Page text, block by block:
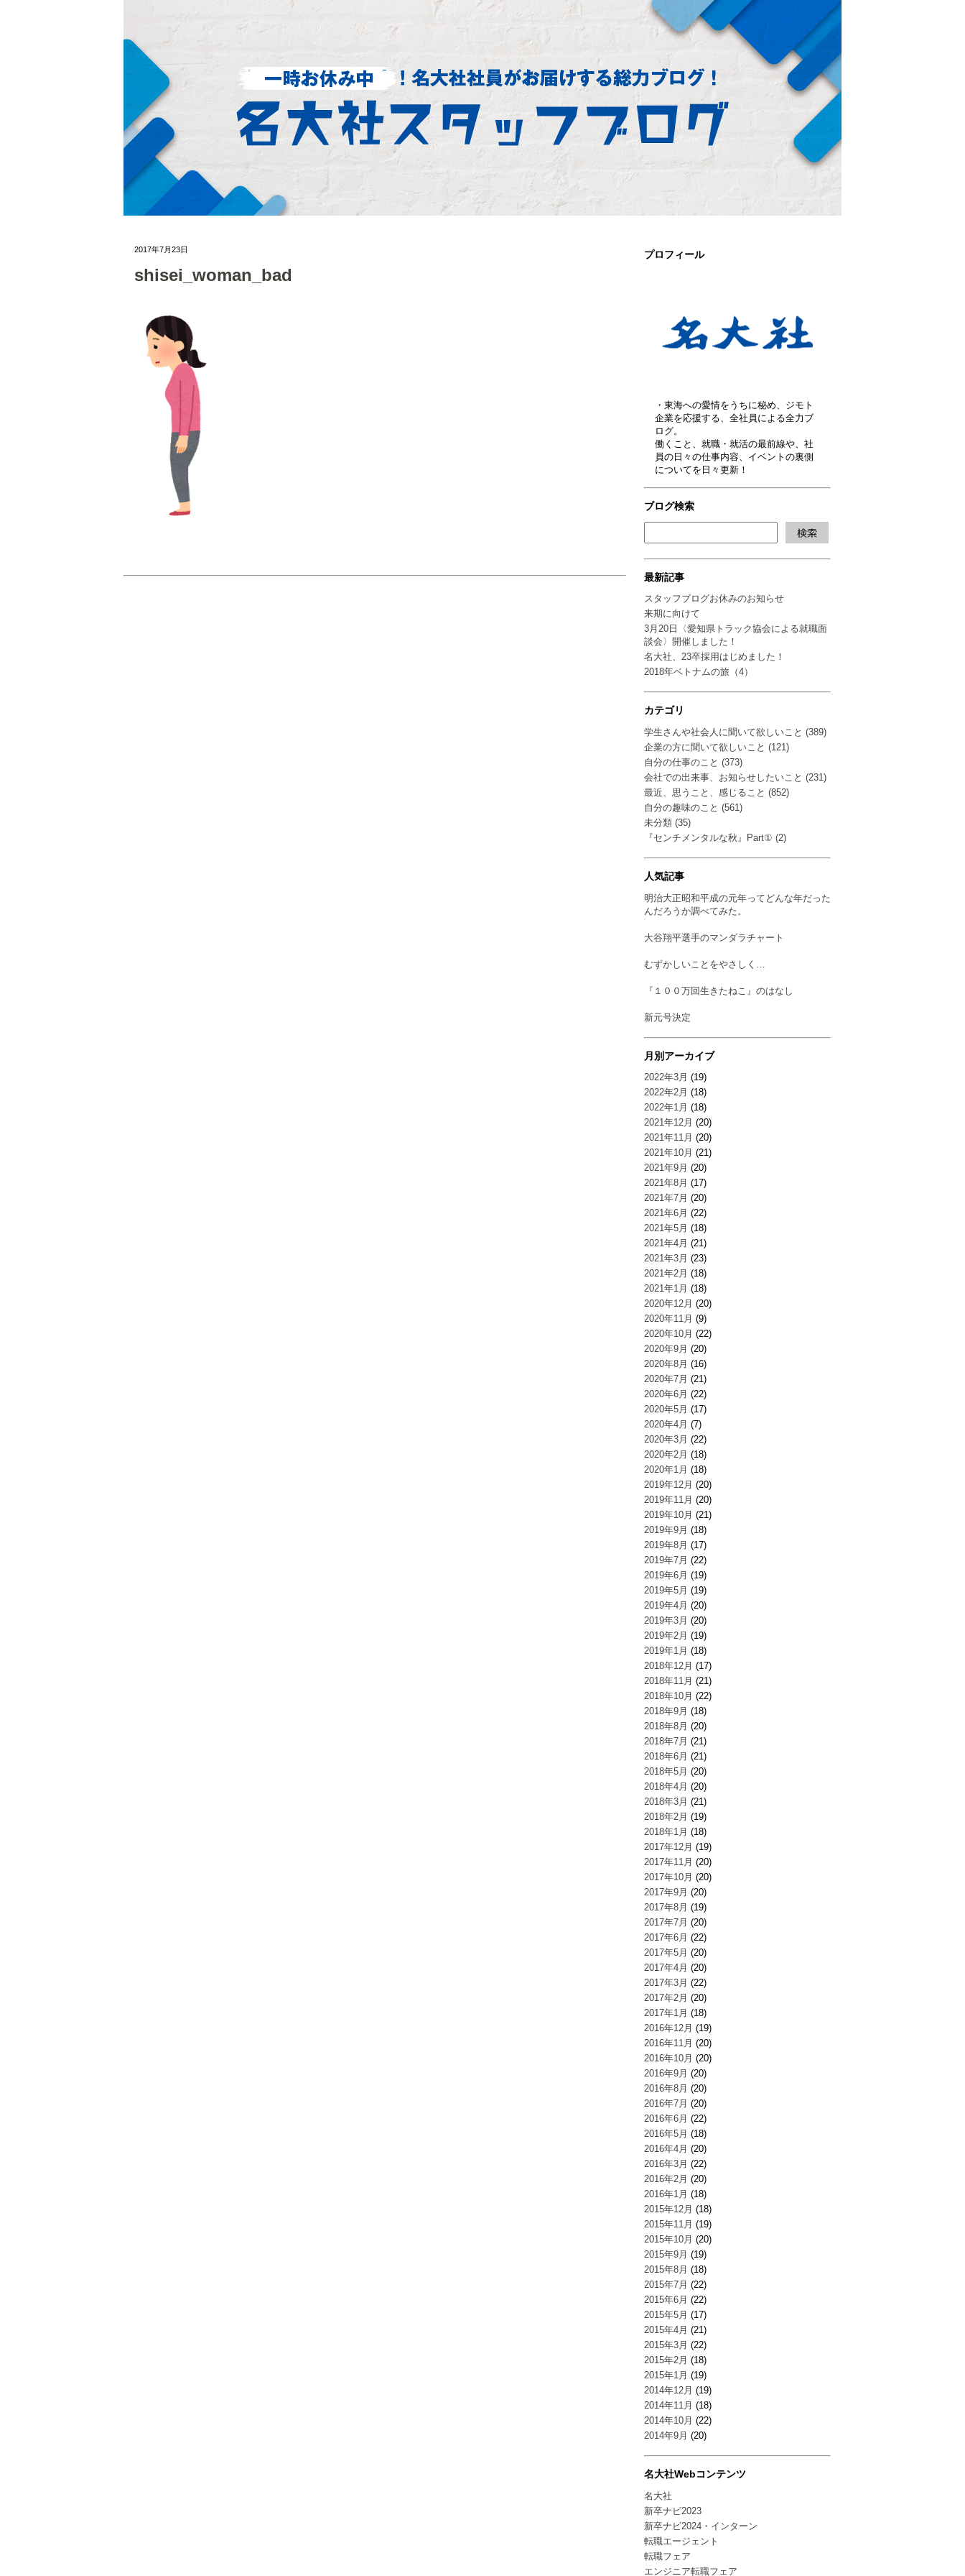
プロフィール
・東海への愛情をうちに秘め、ジモト
企業を応援する、全社員による全力ブ
ログ。
働くこと、就職・就活の最前線や、社
員の日々の仕事内容、イベントの裏側
についてを日々更新！
ブログ検索
最新記事
スタッフブログお休みのお知らせ
来期に向けて
3月20日〈愛知県トラック協会による就職面
談会〉開催しました！
名大社、23卒採用はじめました！
2018年ベトナムの旅（4）
カテゴリ
学生さんや社会人に聞いて欲しいこと (389)
企業の方に聞いて欲しいこと (121)
自分の仕事のこと (373)
会社での出来事、お知らせしたいこと (231)
最近、思うこと、感じること (852)
自分の趣味のこと (561)
未分類 (35)
『センチメンタルな秋』Part① (2)
人気記事
明治大正昭和平成の元年ってどんな年だった
んだろうか調べてみた。
大谷翔平選手のマンダラチャート
むずかしいことをやさしく…
『１００万回生きたねこ』のはなし
新元号決定
月別アーカイブ
2022年3月 (19)
2022年2月 (18)
2022年1月 (18)
2021年12月 (20)
2021年11月 (20)
2021年10月 (21)
2021年9月 (20)
2021年8月 (17)
2021年7月 (20)
2021年6月 (22)
2021年5月 (18)
2021年4月 (21)
2021年3月 (23)
2021年2月 (18)
2021年1月 (18)
2020年12月 (20)
2020年11月 (9)
2020年10月 (22)
2020年9月 (20)
2020年8月 (16)
2020年7月 (21)
2020年6月 (22)
2020年5月 (17)
2020年4月 (7)
2020年3月 (22)
2020年2月 (18)
2020年1月 (18)
2019年12月 (20)
2019年11月 (20)
2019年10月 (21)
2019年9月 (18)
2019年8月 (17)
2019年7月 (22)
2019年6月 (19)
2019年5月 (19)
2019年4月 (20)
2019年3月 (20)
2019年2月 (19)
2019年1月 (18)
2018年12月 (17)
2018年11月 (21)
2018年10月 (22)
2018年9月 (18)
2018年8月 (20)
2018年7月 (21)
2018年6月 (21)
2018年5月 (20)
2018年4月 (20)
2018年3月 (21)
2018年2月 (19)
2018年1月 (18)
2017年12月 (19)
2017年11月 (20)
2017年10月 (20)
2017年9月 (20)
2017年8月 (19)
2017年7月 (20)
2017年6月 (22)
2017年5月 (20)
2017年4月 (20)
2017年3月 (22)
2017年2月 (20)
2017年1月 (18)
2016年12月 (19)
2016年11月 (20)
2016年10月 (20)
2016年9月 (20)
2016年8月 (20)
2016年7月 (20)
2016年6月 (22)
2016年5月 (18)
2016年4月 (20)
2016年3月 (22)
2016年2月 (20)
2016年1月 (18)
2015年12月 (18)
2015年11月 (19)
2015年10月 (20)
2015年9月 (19)
2015年8月 (18)
2015年7月 (22)
2015年6月 (22)
2015年5月 (17)
2015年4月 (21)
2015年3月 (22)
2015年2月 (18)
2015年1月 (19)
2014年12月 (19)
2014年11月 (18)
2014年10月 (22)
2014年9月 (20)
名大社Webコンテンツ
名大社
新卒ナビ2023
新卒ナビ2024・インターン
転職エージェント
転職フェア
エンジニア転職フェア
2017年7月23日
shisei_woman_bad